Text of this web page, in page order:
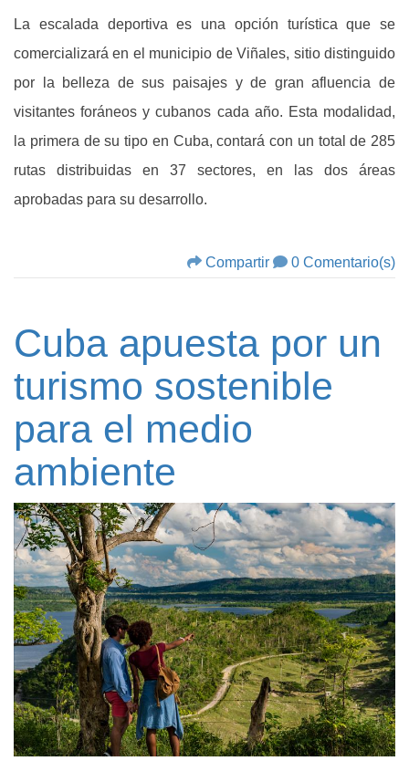
La escalada deportiva es una opción turística que se
comercializará en el municipio de Viñales, sitio distinguido
por la belleza de sus paisajes y de gran afluencia de
visitantes foráneos y cubanos cada año. Esta modalidad,
la primera de su tipo en Cuba, contará con un total de 285
rutas distribuidas en 37 sectores, en las dos áreas
aprobadas para su desarrollo.
Compartir 0 Comentario(s)
Cuba apuesta por un
turismo sostenible
para el medio
ambiente